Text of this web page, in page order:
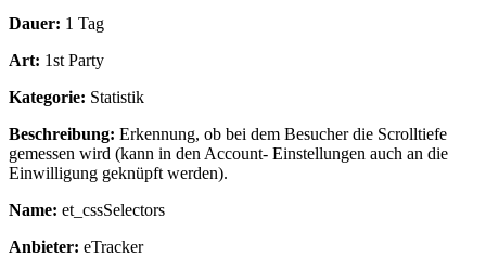
Dauer: 1 Tag
Art: 1st Party
Kategorie: Statistik
Beschreibung: Erkennung, ob bei dem Besucher die Scrolltiefe
gemessen wird (kann in den Account- Einstellungen auch an die
Einwilligung geknüpft werden).
Name: et_cssSelectors
Anbieter: eTracker